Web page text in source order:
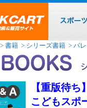
> 書籍 > シリーズ書籍 > バ
【重版待ち】
こどもスポ